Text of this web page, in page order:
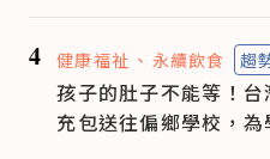
4 健康福祉 永續飲食 趨
孩子的肚子不能等！
充包送往偏鄉學校，